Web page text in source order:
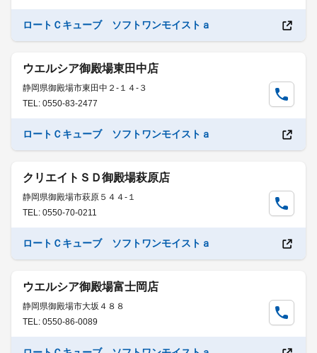
ロートＣキューブ ソフトワンモイストａ
ウエルシア御殿場東田中店
静岡県御殿場市東田中２-１４-３
TEL: 0550-83-2477
ロートＣキューブ ソフトワンモイストａ
クリエイトＳＤ御殿場萩原店
静岡県御殿場市萩原５４４-１
TEL: 0550-70-0211
ロートＣキューブ ソフトワンモイストａ
ウエルシア御殿場富士岡店
静岡県御殿場市大坂４８８
TEL: 0550-86-0089